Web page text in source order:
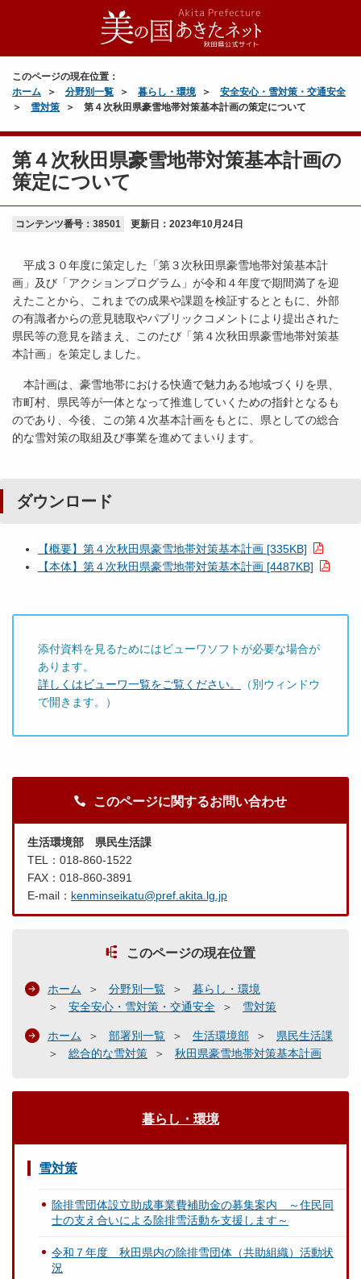
このページの現在位置：
ホーム
分野別一覧 暮らし・環境
安全安心・雪対策・交通安全
雪対策
第４次秋田県豪雪地帯対策基本計画の策定について
第４次秋田県豪雪地帯対策基本計画の
策定について
コンテンツ番号：38501 更新日： 2023年10月24日
平成３０年度に策定した「第３次秋田県豪雪地帯対策基本計
画」及び「アクションプログラム」が令和４年度で期間満了を迎
えたことから、これまでの成果や課題を検証するとともに、外部
の有識者からの意見聴取やパブリックコメントにより提出された
県民等の意見を踏まえ、このたび「第４次秋田県豪雪地帯対策基
本計画」を策定しました。
本計画は、豪雪地帯における快適で魅力ある地域づくりを県、
市町村、県民等が一体となって推進していくための指針となるも
のであり、今後、この第４次基本計画をもとに、県としての総合
的な雪対策の取組及び事業を進めてまいります。
ダウンロード
【概要】第４次秋田県豪雪地帯対策基本計画 [335KB]
【本体】第４次秋田県豪雪地帯対策基本計画 [4487KB]
添付資料を見るためにはビューワソフトが必要な場合が
あります。
詳しくはビューワ一覧をご覧ください。
（別ウィンドウ
で開きます。）
このページに関するお問い合わせ
生活環境部 県民生活課
TEL：018-860-1522
FAX：018-860-3891
E-mail： kenminseikatu@pref.akita.lg.jp
このページの現在位置
ホーム 分野別一覧
暮らし・環境
安全安心・雪対策・交通安全
雪対策
ホーム 部署別一覧 生活環境部
県民生活課
総合的な雪対策
秋田県豪雪地帯対策基本計画
暮らし・環境
雪対策
除排雪団体設立助成事業費補助金の募集案内 ～住民同
士の支え合いによる除排雪活動を支援します～
令和７年度 秋田県内の除排雪団体（共助組織）活動状
況